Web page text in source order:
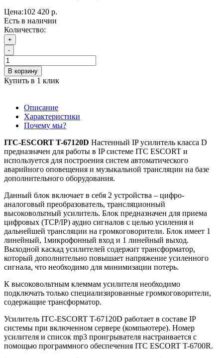
Цена:102 420 р.
Есть в наличии
Количество:
+
-
В корзину
Купить в 1 клик
Описание
Характеристики
Почему мы?
ITC-ESCORT T-67120D Настенный IP усилитель класса D
предназначен для работы в IP системе ITC ESCORT и
используется для построения систем автоматического
аварийного оповещения и музыкальной трансляции на базе
дополнительного оборудования.
Данный блок включает в себя 2 устройства – цифро-
аналоговый преобразователь, трансляционный
высоковольтный усилитель. Блок предназначен для приема
цифровых (TCP/IP) аудио сигналов с целью усиления и
дальнейшей трансляции на громкоговорители. Блок имеет 1
линейный, 1микрофонный вход и 1 линейный выход.
Выходной каскад усилителей содержит трансформатор,
который дополнительно повышает напряжение усиленного
сигнала, что необходимо для минимизации потерь.
К высоковольтным клеммам усилителя необходимо
подключать только специализированные громкоговорители,
содержащие трансформатор.
Усилитель ITC-ESCORT T-67120D работает в составе IP
системы при включенном сервере (компьютере). Номер
усилителя и список mp3 проигрывателя настраивается с
помощью программного обеспечения ITC ESCORT T-6700R.